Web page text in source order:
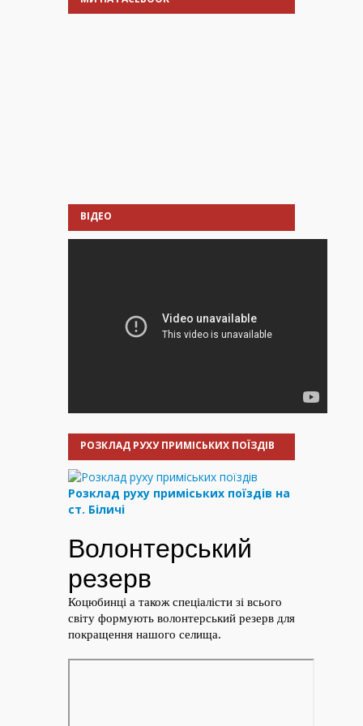
ВІДЕО
РОЗКЛАД РУХУ ПРИМІСЬКИХ ПОЇЗДІВ
Розклад руху приміських поїздів на
ст. Біличі